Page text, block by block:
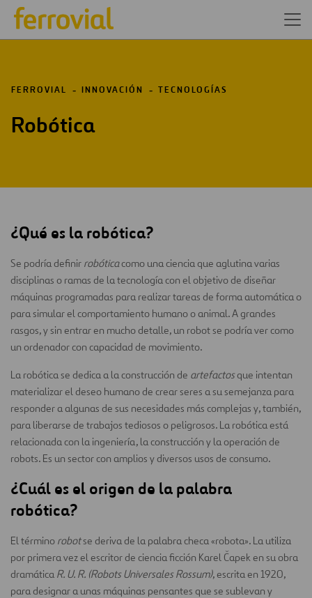
FERROVIAL INNOVACIÓN TECNOLOGÍAS
Robótica
¿Qué es la robótica?
Se podría definir robóticacomo una ciencia que aglutina varias
disciplinas o ramas de la tecnología con el objetivo de diseñar
máquinas programadas para realizar tareas de forma automática o
para simular el comportamiento humano o animal. A grandes
rasgos, y sin entrar en mucho detalle, un robot se podría ver como
un ordenador con capacidad de movimiento.
La robótica se dedica a la construcción de artefactosque intentan
materializar el deseo humano de crear seres a su semejanza para
responder a algunas de sus necesidades más complejas y, también,
para liberarse de trabajos tediosos o peligrosos. La robótica está
relacionada con la ingeniería, la construcción y la operación de
robots. Es un sector con amplios y diversos usos de consumo.
¿Cuál es el origen de la palabra
robótica?
El término robotse deriva de la palabra checa «robota». La utiliza
por primera vez el escritor de ciencia ficción Karel Čapek en su obra
dramática R. U. R. (Robots Universales Rossum), escrita en 1920,
para designar a unas máquinas pensantes que se sublevan y